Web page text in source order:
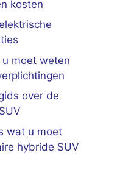
kosten
moet weten
over de
wat u moet
hybride SUV